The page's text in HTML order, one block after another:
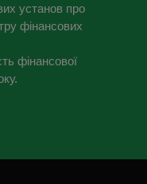
установ про
фінансових
фінансової